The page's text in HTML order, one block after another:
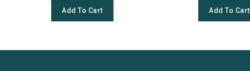
Add To Cart Add To Cart